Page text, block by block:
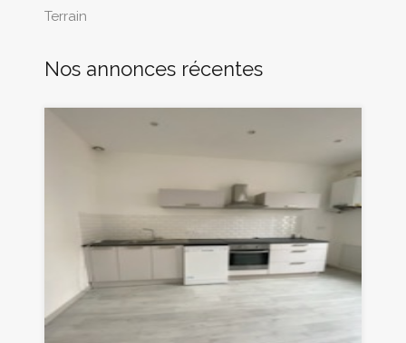
Terrain
Nos annonces récentes